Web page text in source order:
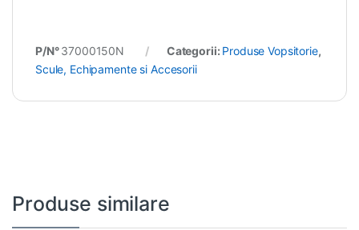
P/N°37000150N Categorii: Produse Vopsitorie,
Scule, Echipamente si Accesorii
Produse similare